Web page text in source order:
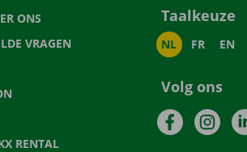
ONS
VRAGEN
RENTAL
Taalkeuze
NL FR EN
Volg ons
Facebook